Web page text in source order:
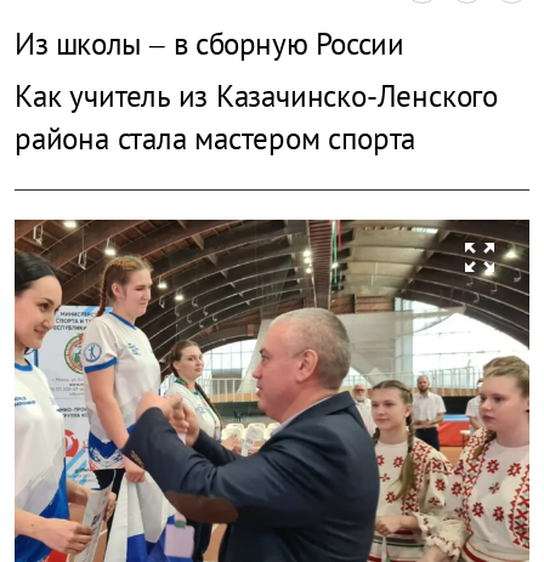
Из школы – в сборную России
Как учитель из Казачинско-Ленского
района стала мастером спорта
zoom_out_map